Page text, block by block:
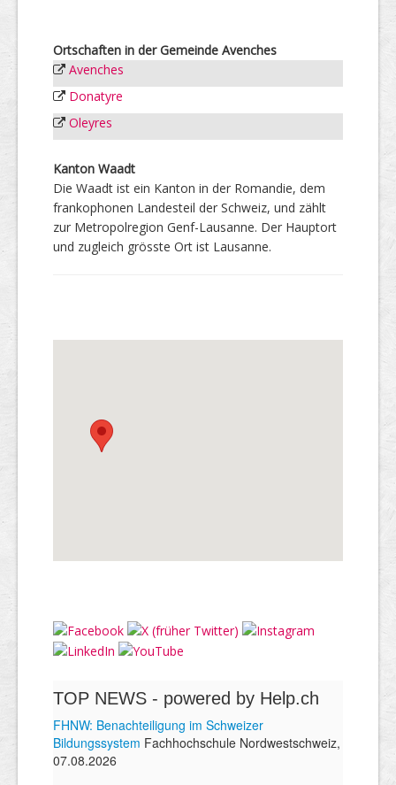
Ortschaften in der Gemeinde Avenches
Avenches
Donatyre
Oleyres
Kanton Waadt
Die Waadt ist ein Kanton in der Romandie, dem
frankophonen Landesteil der Schweiz, und zählt
zur Metropolregion Genf-Lausanne. Der Hauptort
und zugleich grösste Ort ist Lausanne.